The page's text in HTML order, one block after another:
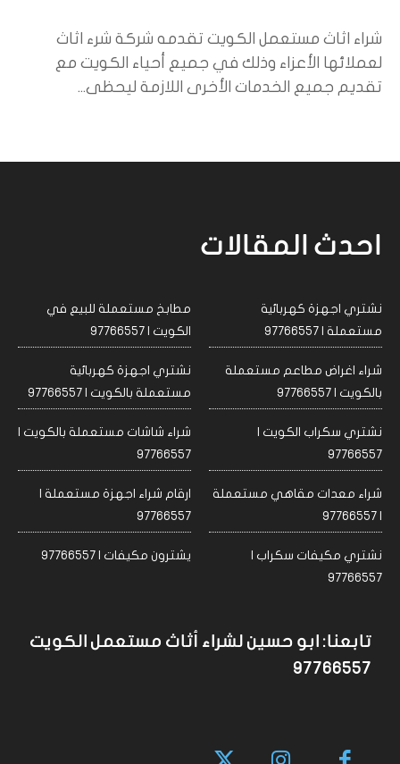
شراء اثاث مستعمل الكويت تقدمه شركة شرء اثاث
لعملائها الأعزاء وذلك في جميع أحياء الكويت مع
تقديم جميع الخدمات الأخرى اللازمة ليحظى...
احدث المقالات
نشتري اجهزة كهربائية
مستعملة | 97766557
مطابخ مستعملة للبيع في
الكويت | 97766557
شراء اغراض مطاعم مستعملة
بالكويت | 97766557
نشتري اجهزة كهربائية
مستعملة بالكويت | 97766557
نشتري سكراب الكويت |
97766557
شراء شاشات مستعملة بالكويت |
97766557
شراء معدات مقاهي مستعملة
| 97766557
ارقام شراء اجهزة مستعملة |
97766557
نشتري مكيفات سكراب |
97766557
يشترون مكيفات | 97766557
تابعنا: ابو حسين لشراء أثاث مستعمل الكويت
97766557